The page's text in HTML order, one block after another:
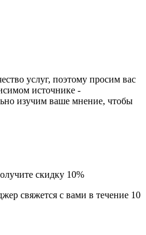
услуг, поэтому просим вас
источнике -
изучим ваше мнение, чтобы
скидку 10%
свяжется с вами в течение 10